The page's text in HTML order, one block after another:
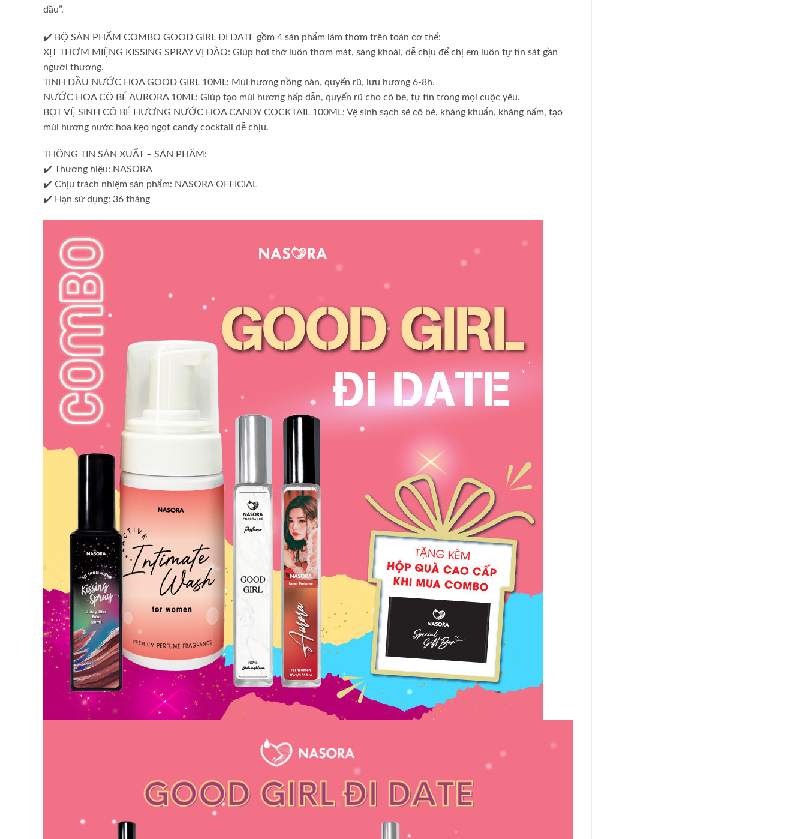
đầu”.
✔️ BỘ SẢN PHẨM COMBO GOOD GIRL ĐI DATE gồm 4 sản phẩm làm thơm trên toàn cơ thể:
XỊT THƠM MIỆNG KISSING SPRAY VỊ ĐÀO: Giúp hơi thở luôn thơm mát, sảng khoái, dễ chịu để chị em luôn tự tin sát gần
người thương.
TINH DẦU NƯỚC HOA GOOD GIRL 10ML: Mùi hương nồng nàn, quyến rũ, lưu hương 6-8h.
NƯỚC HOA CÔ BÉ AURORA 10ML: Giúp tạo mùi hương hấp dẫn, quyến rũ cho cô bé, tự tin trong mọi cuộc yêu.
BỌT VỆ SINH CÔ BÉ HƯƠNG NƯỚC HOA CANDY COCKTAIL 100ML: Vệ sinh sạch sẽ cô bé, kháng khuẩn, kháng nấm, tạo
mùi hương nước hoa kẹo ngọt candy cocktail dễ chịu.
THÔNG TIN SẢN XUẤT – SẢN PHẨM:
✔️ Thương hiệu: NASORA
✔️ Chịu trách nhiệm sản phẩm: NASORA OFFICIAL
✔️ Hạn sử dụng: 36 tháng